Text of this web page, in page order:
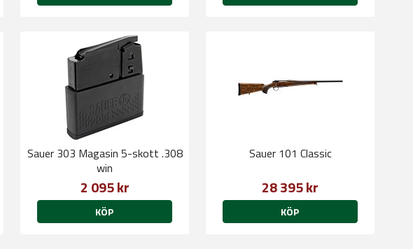
Sauer 303 Magasin 5-skott .308
win
2 095 kr
KÖP
Sauer 101 Classic
28 395 kr
KÖP